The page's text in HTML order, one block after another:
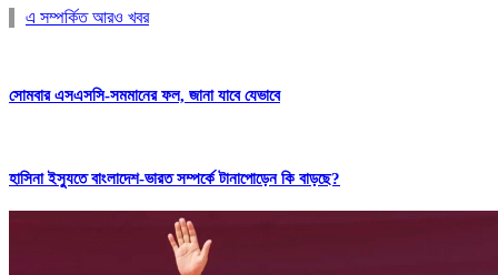
এ সম্পর্কিত আরও খবর
সোমবার এসএসসি-সমমানের ফল, জানা যাবে যেভাবে
হাসিনা ইস্যুতে বাংলাদেশ-ভারত সম্পর্কে টানাপোড়েন কি বাড়ছে?